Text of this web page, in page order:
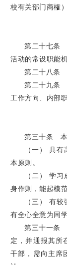
校有关部门商榷
第二十七条
活动的常设职能
第二十八条
第二十九条
工作方向、内部
第三十条 本
（一） 具
本原则。
（二） 学
身作则，能起模
（三） 有
有全心全意为同
第三十一条
定，并通报其所
干部，需向主席